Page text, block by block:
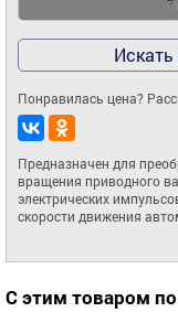
Искать
Понравилась цена?
Предназначен для
вращения приводного
электрических
скорости движения
С этим товаром